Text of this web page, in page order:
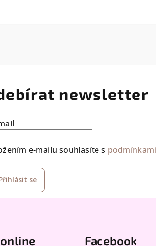
newsletter
e-mailu souhlasíte s
Přihlásit se
Facebook